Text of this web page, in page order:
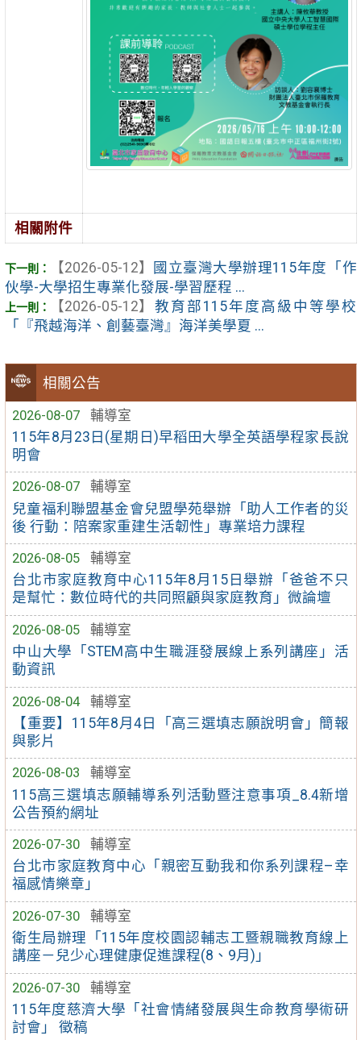
相關公告
2026-08-07
輔導室
115年8月23日(星期日)早稻田大學全英語學程家長說
明會
2026-08-07
輔導室
兒童福利聯盟基金會兒盟學苑舉辦「助人工作者的災
後 行動：陪案家重建生活韌性」專業培力課程
2026-08-05
輔導室
台北市家庭教育中心115年8月15日舉辦「爸爸不只
是幫忙：數位時代的共同照顧與家庭教育」微論壇
2026-08-05
輔導室
中山大學「STEM高中生職涯發展線上系列講座」活
動資訊
2026-08-04
輔導室
【重要】115年8月4日「高三選填志願說明會」簡報
與影片
2026-08-03
輔導室
115高三選填志願輔導系列活動暨注意事項_8.4新增
公告預約網址
2026-07-30
輔導室
台北市家庭教育中心「親密互動我和你系列課程–幸
福感情樂章」
2026-07-30
輔導室
衛生局辦理「115年度校園認輔志工暨親職教育線上
講座－兒少心理健康促進課程(8、9月)」
2026-07-30
輔導室
115年度慈濟大學「社會情緒發展與生命教育學術研
討會」 徵稿
相關附件
【2026-05-12】
國立臺灣大學辦理115年度「作
伙學-大學招生專業化發展-學習歷程 ...
【2026-05-12】
教育部115年度高級中等學校
「『飛越海洋、創藝臺灣』海洋美學夏 ...